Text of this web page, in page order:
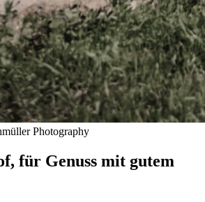
Photography
für Genuss mit gutem